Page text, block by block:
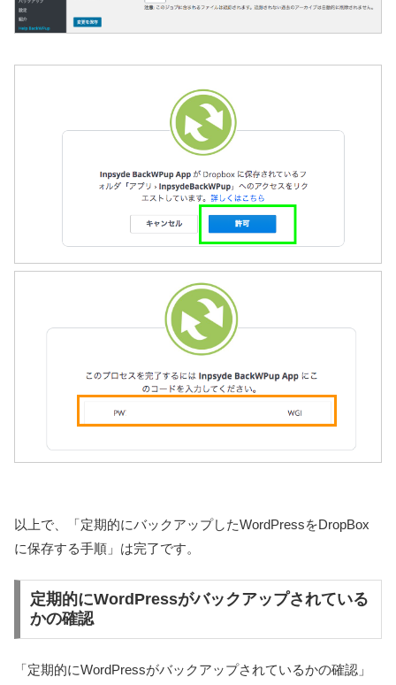
以上で、「定期的にバックアップしたWordPressをDropBox
に保存する手順」は完了です。
定期的にWordPressがバックアップされている
かの確認
「定期的にWordPressがバックアップされているかの確認」